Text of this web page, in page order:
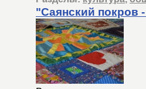
"Саянский покров